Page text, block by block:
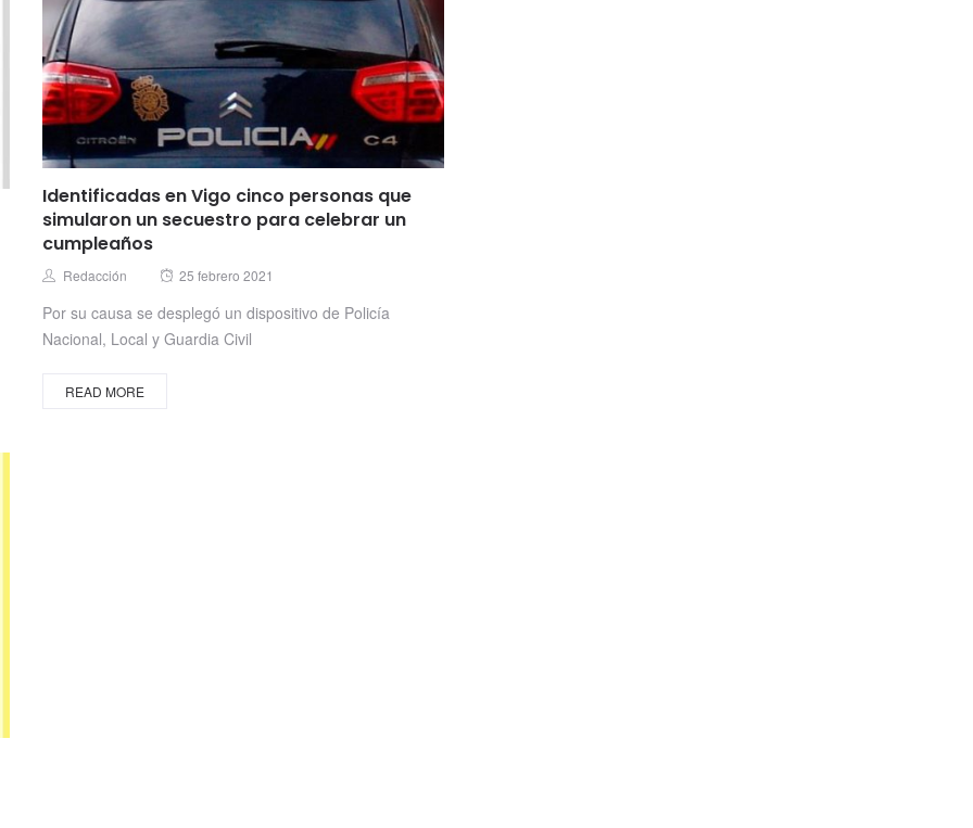
Identificadas en Vigo cinco personas que
simularon un secuestro para celebrar un
cumpleaños
Author
Redacción
Posted
25 febrero 2021
Por su causa se desplegó un dispositivo de Policía
Nacional, Local y Guardia Civil
READ MORE